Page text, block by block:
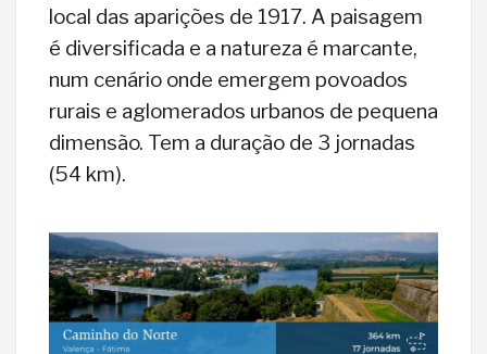
local das aparições de 1917. A paisagem
é diversificada e a natureza é marcante,
num cenário onde emergem povoados
rurais e aglomerados urbanos de pequena
dimensão. Tem a duração de 3 jornadas
(54 km).